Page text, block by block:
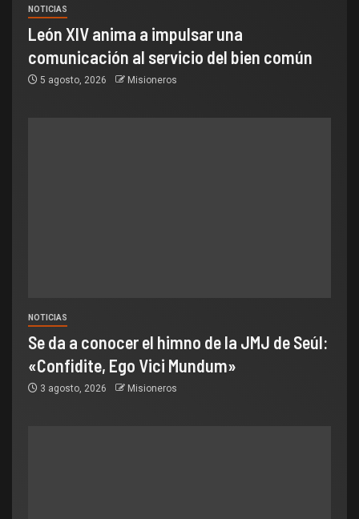
NOTICIAS
León XIV anima a impulsar una
comunicación al servicio del bien común
5 agosto, 2026 Misioneros
NOTICIAS
Se da a conocer el himno de la JMJ de Seúl:
«Confidite, Ego Vici Mundum»
3 agosto, 2026 Misioneros